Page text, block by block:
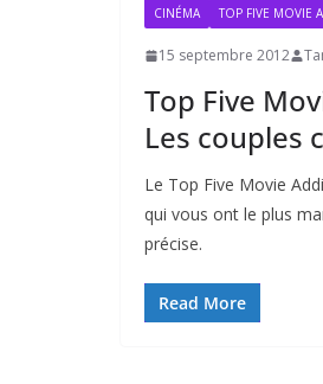
CINÉMA TOP FIVE MOVIE
15 septembre 2012
Top Five
Les couples
Le Top Five Movie
qui vous ont le plus
précise.
Read More